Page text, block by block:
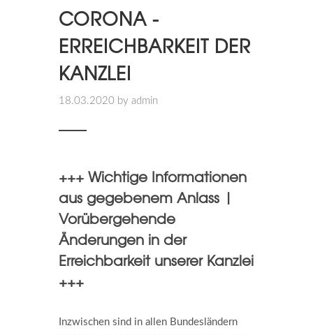
CORONA -
ERREICHBARKEIT DER
KANZLEI
18.03.2020 by admin
+++ Wichtige Informationen
aus gegebenem Anlass |
Vorübergehende
Änderungen in der
Erreichbarkeit unserer Kanzlei
+++
Inzwischen sind in allen Bundesländern